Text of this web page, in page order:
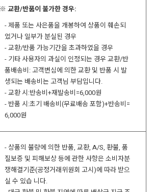
※ 교환/반품이 불가한 경우:
- 제품 또는 사은품을 개봉하여 상품이 훼손되
었거나 일부가 분실된 경우
- 교환/반품 가능기간을 초과하였을 경우
- 기타 사용자의 과실이 인정되는 경우 교환/반
품배송비: 고객변심에 의한 교환 및 반품 시 발
생되는 배송비는 고객님 부담입니다.
- 교환 시:반송비+재발송비=6,000원
- 반품 시:초기 배송비(무료배송 포함)+반송비=
6,000원
- 상품의 불량에 의한 반품, 교환, A/S, 환불, 품
질보증 및 피해보상 등에 관한 사항은 소비자분
쟁해결기준(공정거래위원회 고시)에 따라 받으
실 수 있습 니다.